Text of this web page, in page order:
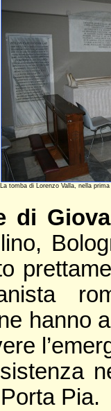
La tomba di Lorenzo Valla, nella
di
hanno
Pia.